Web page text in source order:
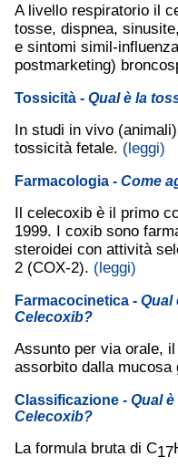
A livello respiratorio il
tosse, dispnea,
e sintomi simil-
postmarketing)
Tossicità - Qual è la
In studi in vivo
tossicità fetale. (leggi)
Farmacologia - Come
Il celecoxib è il primo
1999. I coxib sono
steroidei con attività
2 (COX-2). (leggi)
Farmacocinetica - Qual
Celecoxib?
Assunto per via orale,
assorbito dalla mucosa
Classificazione - Qual
Celecoxib?
La formula bruta di C17